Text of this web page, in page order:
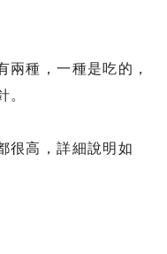
兩種，一種是吃的，
。
很高，詳細說明如